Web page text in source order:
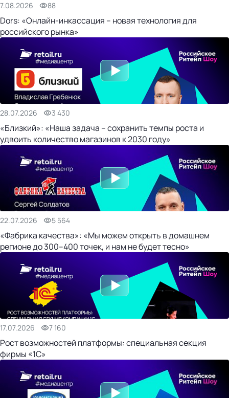
7.08.2026 88
Dors: «Онлайн-инкассация – новая технология для
российского рынка»
28.07.2026 3 430
«Близкий»: «Наша задача – сохранить темпы роста и
удвоить количество магазинов к 2030 году»
22.07.2026 5 564
«Фабрика качества»: «Мы можем открыть в домашнем
регионе до 300–400 точек, и нам не будет тесно»
17.07.2026 7 160
Рост возможностей платформы: специальная секция
фирмы «1С»